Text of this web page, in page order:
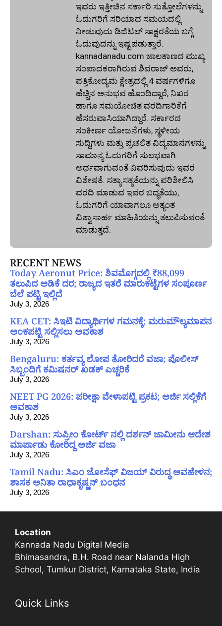
ಇವರು ಇತ್ತೀಚಿನ ಸರ್ಕಾರಿ ಸುತ್ತೋಲೆಗಳನ್ನು
ಓದುಗರಿಗೆ ಸರಿಯಾದ ಸಮಯದಲ್ಲಿ
ನೀಡುವುದು ಡಿಜಿಟಲ್ ಸಾಕ್ಷರತೆಯ ಬಗ್ಗೆ
ಓದುವುದನ್ನು ಇಷ್ಟಪಡುತ್ತಾರೆ.
kannadanadu.com ಜಾಲತಾಣದ ಮುಖ್ಯ
ಸಂಪಾದಕರಾಗಿರುವ ಶಿವರಾಜ್ ಅವರು,
ಪತ್ರಿಕೋದ್ಯಮ ಕ್ಷೇತ್ರದಲ್ಲಿ 4 ವರ್ಷಗಳಿಗೂ
ಹೆಚ್ಚಿನ ಅನುಭವ ಹೊಂದಿದ್ದಾರೆ, ನಿಖರ
ಹಾಗೂ ಸಮಯೋಚಿತ ವರದಿಗಾರಿಕೆಗೆ
ಹೆಸರುವಾಸಿಯಾಗಿದ್ದಾರೆ. ಸರ್ಕಾರದ
ಸಂಕೀರ್ಣ ಯೋಜನೆಗಳು, ಸ್ಥಳೀಯ
ಸುದ್ದಿಗಳು ಮತ್ತು ಪ್ರಚಲಿತ ವಿದ್ಯಮಾನಗಳನ್ನು
ಸಾಮಾನ್ಯ ಓದುಗರಿಗೆ ಸುಲಭವಾಗಿ
ಅರ್ಥವಾಗುವಂತೆ ವಿವರಿಸುವುದು ಇವರ
ವಿಶೇಷತೆ. ಸತ್ಯಾಸತ್ಯತೆಯನ್ನು ಪರಿಶೀಲಿಸಿ
ವರದಿ ಮಾಡುವ ಇವರ ಬದ್ಧತೆಯು,
ಓದುಗರಿಗೆ ಯಾವಾಗಲೂ ಅತ್ಯಂತ
ವಿಶ್ವಾಸಾರ್ಹ ಮಾಹಿತಿಯನ್ನು ತಲುಪಿಸುವಂತೆ
ಮಾಡುತ್ತದೆ.
RECENT NEWS
Today Aeronut Price: ಶಿವಮೊಗ್ಗದಲ್ಲಿ ₹88,099
ತಲುಪಿದ ಅಡಿಕೆ ದರ; ರಾಜ್ಯದ ಇತರೆ ಮಾರುಕಟ್ಟೆಗಳ ಸಂಪೂರ್ಣ
ಬೆಲೆ ಪಟ್ಟಿ ಇಲ್ಲಿದೆ
July 3, 2026
KEA CET: ಸಿಇಟಿ ವಿದ್ಯಾರ್ಥಿಗಳ ಗಮನಕ್ಕೆ; ಮರುಮೌಲ್ಯಮಾಪನ
ಅಂಕಪಟ್ಟಿ ಸಲ್ಲಿಸಲು ಅವಕಾಶ
July 3, 2026
Bengaluru: ಕರ್ತವ್ಯ ಲೋಪ ತೋರಿದರೆ ವಜಾ; ಪೊಲೀಸ್
ಸಿಬ್ಬಂದಿಗೆ ಕಮಿಷನರ್ ಖಡಕ್ ಎಚ್ಚರಿಕೆ
July 3, 2026
NEET PG 2026: ಪರೀಕ್ಷಾ ವೇಳಾಪಟ್ಟಿ ಪ್ರಕಟ; ಅರ್ಜಿ ಸಲ್ಲಿಕೆಗೆ
ಅವಕಾಶ
July 3, 2026
Darshan: ಸುಪ್ರೀಂ ಕೋರ್ಟ್ ನಲ್ಲಿ ದರ್ಶನ್ ಜಾಮೀನು ಆದೇಶ
ಮಾರ್ಪಾಡು ಕೋರಿದ್ದ ಅರ್ಜಿ ವಜಾ
July 3, 2026
Tamil Nadu: ಸಿಎಂ ಜೋಸೆಫ್ ವಿಜಯ್ ವಿರುದ್ಧ ಅವಹೇಳನ;
ಶಾಸಕ ಅನಿತಾ ರಾಧಾಕೃಷ್ಣನ್ ಬಂಧನ
July 3, 2026
Location
Kannada Nadu Digital Media
Bhimasandra, B.H. Road near Nalanda High
School, Tumkur District, Karnataka State, India
Quick Links